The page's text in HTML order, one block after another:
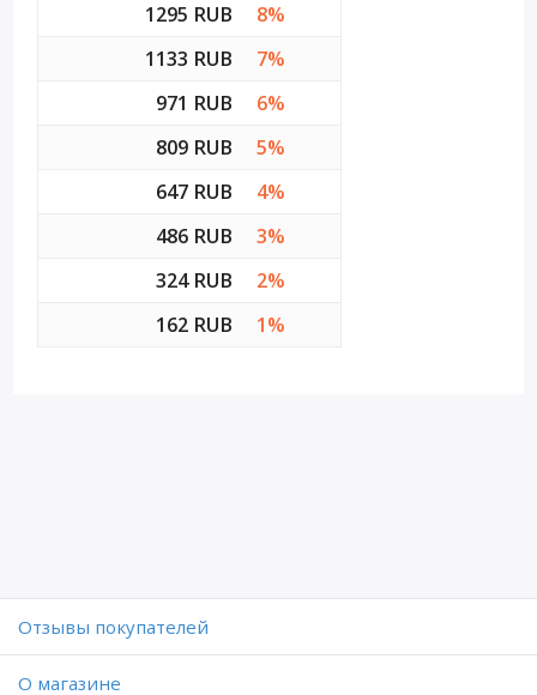
1295 RUB
8%
1133 RUB
7%
971 RUB
6%
809 RUB
5%
647 RUB
4%
486 RUB
3%
324 RUB
2%
162 RUB
1%
Отзывы покупателей
O магазине